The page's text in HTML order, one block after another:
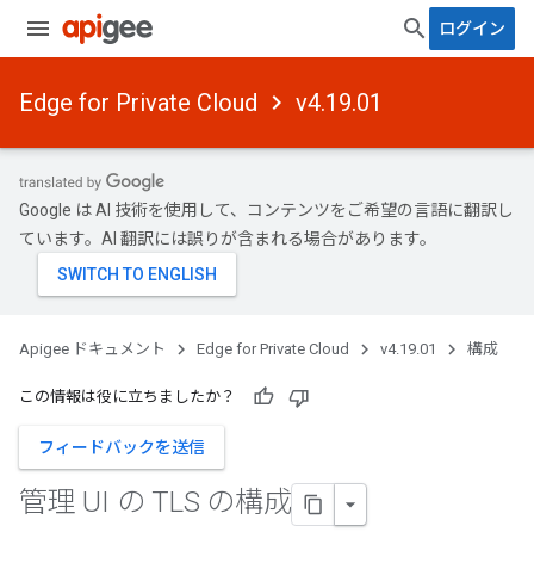
ログイン
Edge for Private Cloud v4.19.01
Google は AI 技術を使用して、コンテンツをご希望の言語に翻訳し
ています。AI 翻訳には誤りが含まれる場合があります。
Apigee ドキュメント Edge for Private Cloud v4.19.01 構成
この情報は役に立ちましたか？
フィードバックを送信
管理 UI の TLS の構成